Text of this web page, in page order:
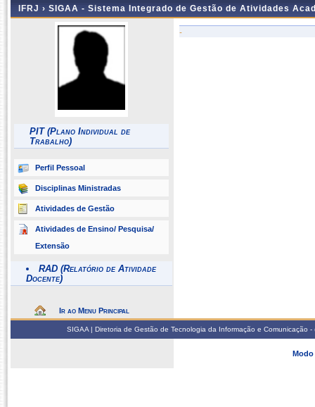
IFRJ › SIGAA - Sistema Integrado de Gestão de Atividades
PIT (Plano Individual de
Trabalho)
Perfil Pessoal
Disciplinas Ministradas
Atividades de Gestão
Atividades de Ensino/ Pesquisa/
Extensão
RAD (Relatório de Atividade
Docente)
Ir ao Menu Principal
-
SIGAA | Diretoria de Gestão de Tecnologia da Informação e
Modo